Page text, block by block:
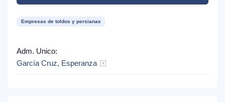
Empresas de toldos y persianas
Adm. Unico:
García Cruz, Esperanza